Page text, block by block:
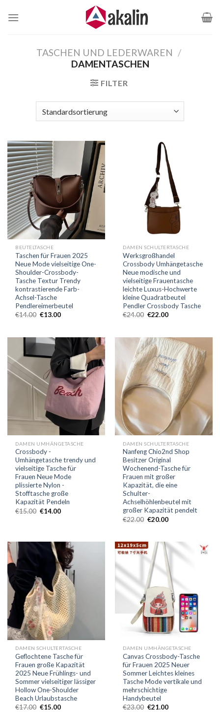
Inhalt
TASCHEN UND LEDERWAREN /
DAMENTASCHEN
FILTER
BEUTELTASCHE
Taschen für Frauen 2025
Neue Mode vielseitige One-
Shoulder-Crossbody-
Tasche Textur Trendy
kontrastierende Farb-
Achsel-Tasche
Pendlereimerbeutel
€14.00 €13.00
DAMEN SCHULTERTASCHE
Werksgroßhandel
Crossbody Umhängetasche
Neue modische und
vielseitige Frauentasche
leichte Luxus-Hochwerte
kleine Quadratbeutel
Pendler Crossbody Tasche
€24.00 €22.00
DAMEN UMHÄNGETASCHE
Crossbody -
Umhängetasche trendy und
vielseitige Tasche für
Frauen Neue Mode
plissierte Nylon -
Stofftasche große
Kapazität Pendeln
€15.00 €14.00
DAMEN SCHULTERTASCHE
Nanfeng Chio2nd Shop
Besitzer Original
Wochenend-Tasche für
Frauen mit großer
Kapazität, die eine
Schulter-
Achselhöhlenbeutel mit
großer Kapazität pendelt
€22.00 €20.00
DAMEN SCHULTERTASCHE
Geflochtene Tasche für
Frauen große Kapazität
2025 Neue Frühlings- und
Sommer vielseitiger lässiger
Hollow One-Shoulder
Beach Urlaubstasche
€17.00 €15.00
DAMEN UMHÄNGETASCHE
Canvas Crossbody-Tasche
für Frauen 2025 Neuer
Sommer Leichtes kleines
Tasche Mode vertikale und
mehrschichtige
Handybeutel
€23.00 €21.00